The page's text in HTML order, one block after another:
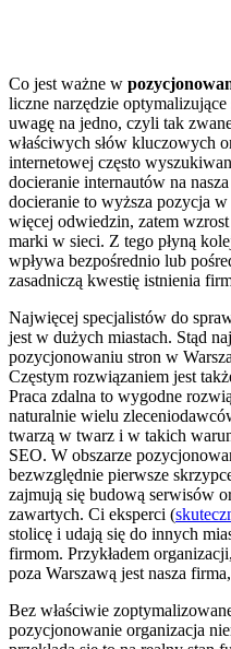
Co jest ważne w
liczne narzędzie
uwagę na jedno, czyli tak
właściwych słów kluczowych
internetowej często
docieranie internautów na
docieranie to wyższa pozycja
więcej odwiedzin, zatem
marki w sieci. Z tego płyną
wpływa bezpośrednio lub
zasadniczą kwestię istnienia
Najwięcej specjalistów do
jest w dużych miastach. Stąd
pozycjonowaniu stron w
Częstym rozwiązaniem jest
Praca zdalna to wygodne
naturalnie wielu
twarzą w twarz i w takich
SEO. W obszarze
bezwzględnie pierwsze
zajmują się budową serwisów
zawartych. Ci eksperci (
stolicę i udają się do innych
firmom. Przykładem
poza Warszawą jest nasza
Bez właściwie
pozycjonowanie organizacja